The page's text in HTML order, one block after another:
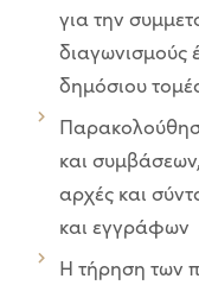
για την
δημόσιου
και
αρχές και
και εγγράφων
Η τήρηση των